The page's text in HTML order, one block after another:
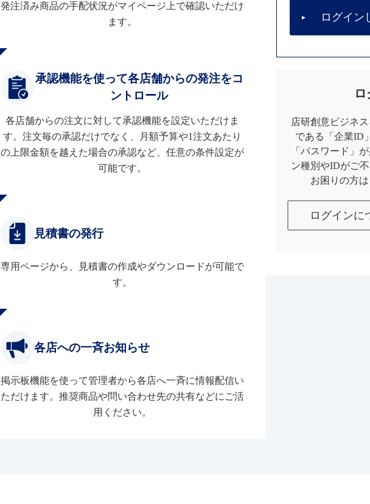
発注済み商品の手配状況がマイページ上で確認いただけ
ます。
承認機能を使って各店舗からの発注をコ
ントロール
各店舗からの注文に対して承認機能を設定いただけま
す。注文毎の承認だけでなく、月額予算や1注文あたり
の上限金額を越えた場合の承認など、任意の条件設定が
可能です。
見積書の発行
専用ページから、見積書の作成やダウンロードが可能で
す。
各店への一斉お知らせ
掲示板機能を使って管理者から各店へ一斉に情報配信い
ただけます。推奨商品や問い合わせ先の共有などにご活
用ください。
ログイン
店研創意ビジネ
である「企業ID
「パスワード」
ン種別やIDがご
お困りの方
ログインに